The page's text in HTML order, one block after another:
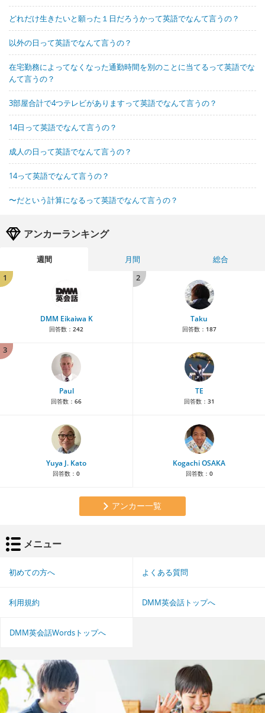
どれだけ生きたいと願った１日だろうかって英語でなんて言うの？
以外の日って英語でなんて言うの？
在宅勤務によってなくなった通勤時間を別のことに当てるって英語でな
んて言うの？
3部屋合計で4つテレビがありますって英語でなんて言うの？
14日って英語でなんて言うの？
成人の日って英語でなんて言うの？
14って英語でなんて言うの？
〜だという計算になるって英語でなんて言うの？
アンカーランキング
週間 月間
総合
1
DMM Eikaiwa K
回答数： 242
2
Taku
回答数： 187
3
Paul
回答数： 66
TE
回答数： 31
Yuya J. Kato
回答数： 0
Kogachi OSAKA
回答数： 0
アンカー一覧
メニュー
初めての方へ よくある質問
利用規約 DMM英会話トップへ
DMM英会話Wordsトップへ